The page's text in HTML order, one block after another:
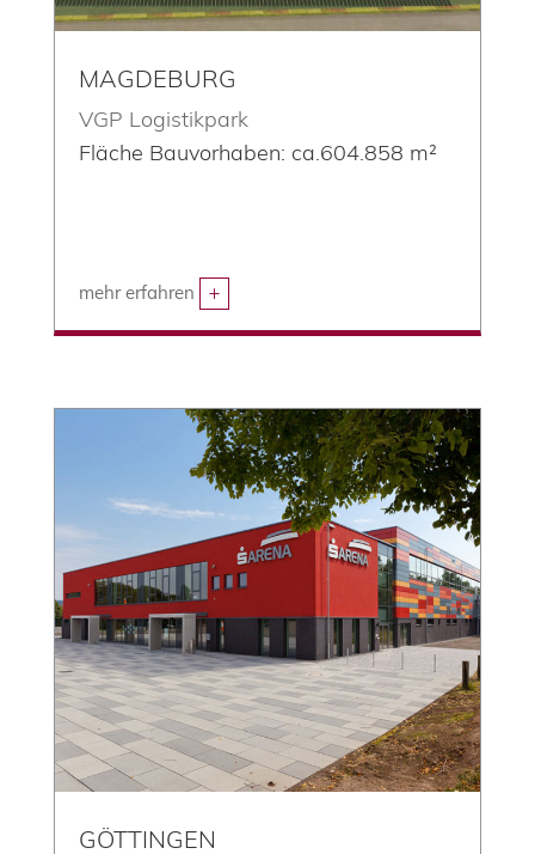
MAGDEBURG
VGP Logistikpark
Fläche Bauvorhaben: ca.604.858 m²
mehr erfahren
GÖTTINGEN